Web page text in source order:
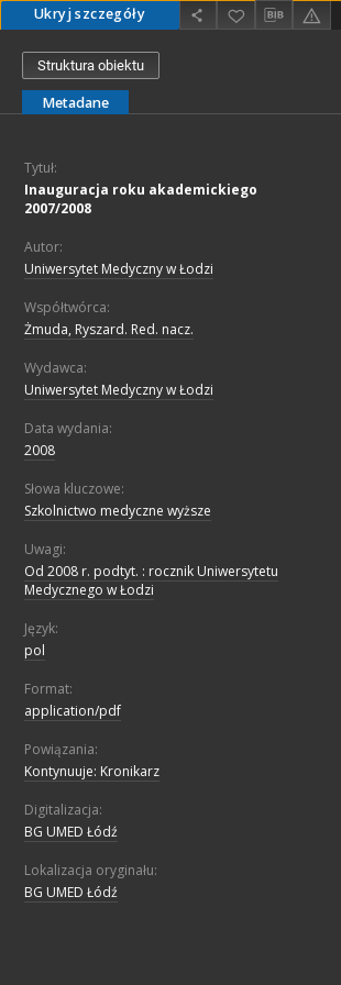
Ukryj szczegóły
Struktura obiektu
Metadane
Tytuł:
Inauguracja roku akademickiego
2007/2008
Autor:
Uniwersytet Medyczny w Łodzi
Współtwórca:
Żmuda, Ryszard. Red. nacz.
Wydawca:
Uniwersytet Medyczny w Łodzi
Data wydania:
2008
Słowa kluczowe:
Szkolnictwo medyczne wyższe
Uwagi:
Od 2008 r. podtyt. : rocznik Uniwersytetu
Medycznego w Łodzi
Język:
pol
Format:
application/pdf
Powiązania:
Kontynuuje: Kronikarz
Digitalizacja:
BG UMED Łódź
Lokalizacja oryginału:
BG UMED Łódź